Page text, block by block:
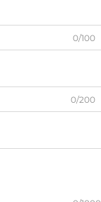
0/100
0/200